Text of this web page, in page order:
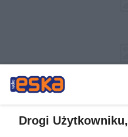
Drogi Użytkowniku,